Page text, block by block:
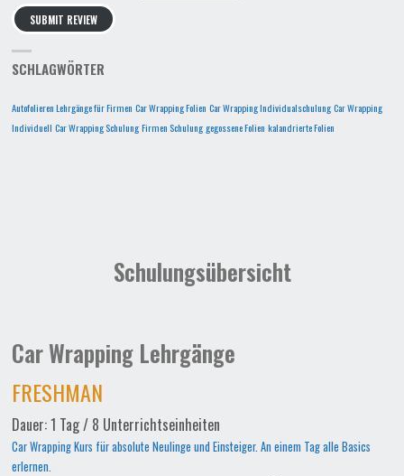
SUBMIT REVIEW
SCHLAGWÖRTER
Autofolieren Lehrgänge für Firmen Car Wrapping Folien Car Wrapping Individualschulung Car Wrapping
Individuell Car Wrapping Schulung Firmen Schulung gegossene Folien kalandrierte Folien
Schulungsübersicht
Car Wrapping Lehrgänge
FRESHMAN
Dauer: 1 Tag / 8 Unterrichtseinheiten
Car Wrapping Kurs für absolute Neulinge und Einsteiger. An einem Tag alle Basics
erlernen.